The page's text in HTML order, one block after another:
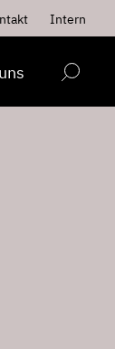
Intern